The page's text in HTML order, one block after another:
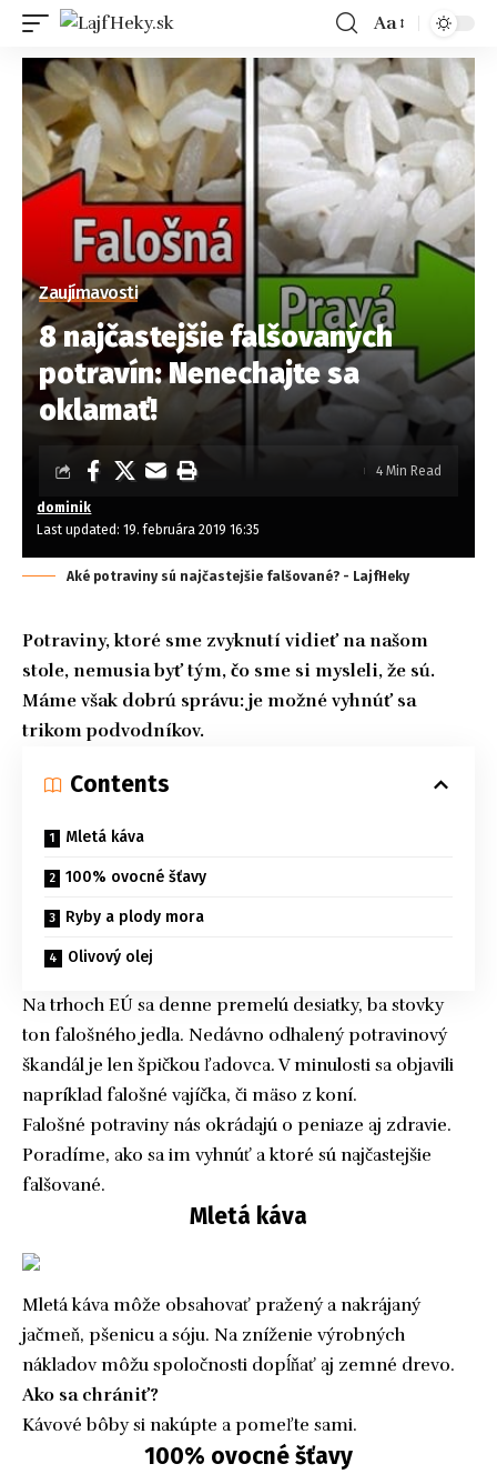
Aa
Zaujímavosti
8 najčastejšie falšovaných
potravín: Nenechajte sa
oklamať!
Last updated: 19. februára 2019 16:35
dominik
4 Min Read
Aké potraviny sú najčastejšie falšované? - LajfHeky
Potraviny, ktoré sme zvyknutí vidieť na našom
stole, nemusia byť tým, čo sme si mysleli, že sú.
Máme však dobrú správu: je možné vyhnúť sa
trikom podvodníkov.
Contents
Mletá káva
100% ovocné šťavy
Ryby a plody mora
Olivový olej
Na trhoch EÚ sa denne premelú desiatky, ba stovky
ton falošného jedla. Nedávno odhalený potravinový
škandál je len špičkou ľadovca. V minulosti sa objavili
napríklad falošné vajíčka, či mäso z koní.
Falošné potraviny nás okrádajú o peniaze aj zdravie.
Poradíme, ako sa im vyhnúť a ktoré sú najčastejšie
falšované.
Mletá káva
Mletá káva môže obsahovať pražený a nakrájaný
jačmeň, pšenicu a sóju. Na zníženie výrobných
nákladov môžu spoločnosti dopĺňať aj zemné drevo.
Ako sa chrániť?
Kávové bôby si nakúpte a pomeľte sami.
100% ovocné šťavy